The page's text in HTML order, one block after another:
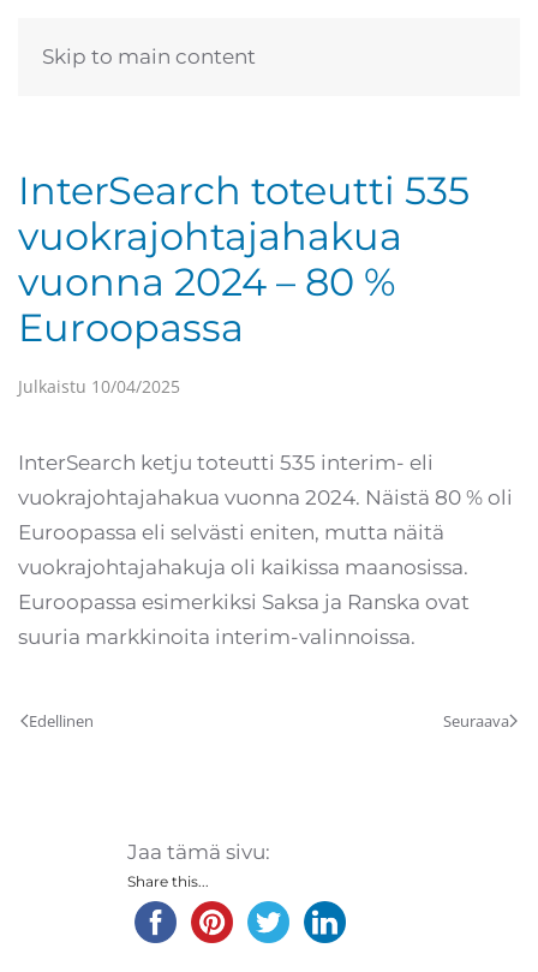
Skip to main content
InterSearch toteutti 535
vuokrajohtajahakua
vuonna 2024 – 80 %
Euroopassa
Julkaistu 10/04/2025
InterSearch ketju toteutti 535 interim- eli
vuokrajohtajahakua vuonna 2024. Näistä 80 % oli
Euroopassa eli selvästi eniten, mutta näitä
vuokrajohtajahakuja oli kaikissa maanosissa.
Euroopassa esimerkiksi Saksa ja Ranska ovat
suuria markkinoita interim-valinnoissa.
Edellinen Seuraava
Jaa tämä sivu:
Share this...